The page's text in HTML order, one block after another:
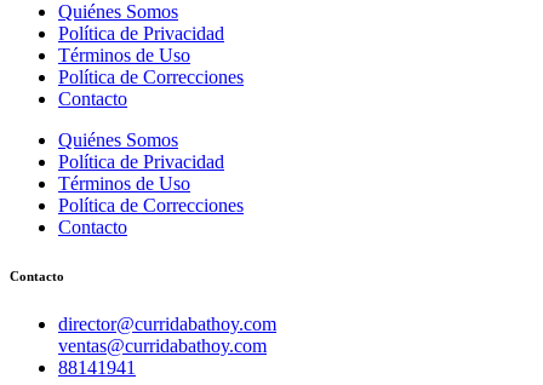
Quiénes Somos
Política de Privacidad
Términos de Uso
Política de Correcciones
Contacto
Quiénes Somos
Política de Privacidad
Términos de Uso
Política de Correcciones
Contacto
Contacto
director@curridabathoy.com
ventas@curridabathoy.com
88141941